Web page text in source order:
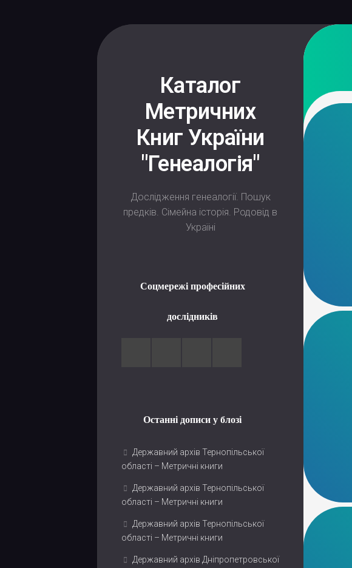
Каталог
Метричних
Книг України
"Генеалогія"
Дослідження генеалогії. Пошук
предків. Сімейна історія. Родовід в
Україні
Соцмережі професійних
дослідників
Останні дописи у блозі
Державний архів Тернопільської
області – Метричні книги
Державний архів Тернопільської
області – Метричні книги
Державний архів Тернопільської
області – Метричні книги
Державний архів Дніпропетровської